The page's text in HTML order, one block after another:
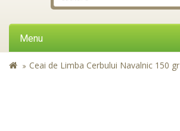
Menu
Ceai de Limba Cerbului Navalnic 150 gr